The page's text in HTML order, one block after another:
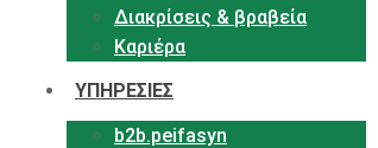
Διακρίσεις & βραβεία
Καριέρα
ΥΠΗΡΕΣΙΕΣ
b2b.peifasyn